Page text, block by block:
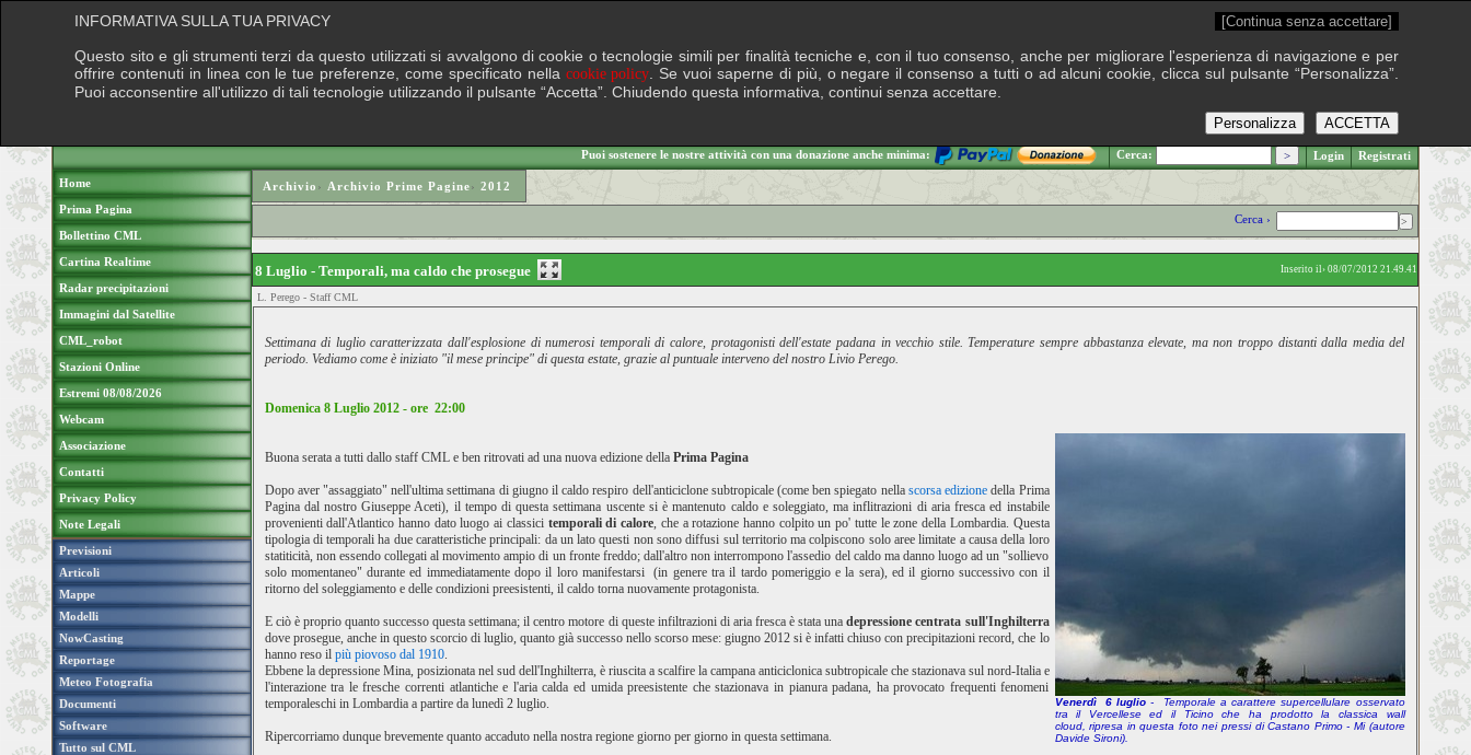
.: Domenica 9 agosto 2026
Puoi sostenere le nostre attività con una donazione anche minima: Cerca: Login Registrati
Home
Prima Pagina
Bollettino CML
Cartina Realtime
Radar precipitazioni
Immagini dal Satellite
CML_robot
Stazioni Online
Estremi 08/08/2026
Webcam
Associazione
Contatti
Privacy Policy
Note Legali
Previsioni
Articoli
Mappe
Modelli
NowCasting
Reportage
Meteo Fotografia
Documenti
Software
Tutto sul CML
Archivio › Archivio Prime Pagine› 2012
Cerca ›
8 Luglio - Temporali, ma caldo che prosegue Inserito il› 08/07/2012 21.49.41
L. Perego - Staff CML
Settimana di luglio caratterizzata dall'esplosione di numerosi temporali di calore, protagonisti dell'estate padana in vecchio stile. Temperature sempre abbastanza elevate, ma non troppo distanti dalla media del
periodo. Vediamo come è iniziato "il mese principe" di questa estate, grazie al puntuale interveno del nostro Livio Perego.
Domenica 8 Luglio 2012 - ore 22:00
Venerdì 6 luglio - Temporale a carattere supercellulare osservato
tra il Vercellese ed il Ticino che ha prodotto la classica wall
cloud, ripresa in questa foto nei pressi di Castano Primo - Mi (autore
Davide Sironi).
Buona serata a tutti dallo staff CML e ben ritrovati ad una nuova edizione della Prima Pagina
Dopo aver "assaggiato" nell'ultima settimana di giugno il caldo respiro dell'anticiclone subtropicale (come ben spiegato nella scorsa edizionedella Prima
Pagina dal nostro Giuseppe Aceti), il tempo di questa settimana uscente si è mantenuto caldo e soleggiato, ma inflitrazioni di aria fresca ed instabile
provenienti dall'Atlantico hanno dato luogo ai classici temporali di calore, che a rotazione hanno colpito un po' tutte le zone della Lombardia. Questa
tipologia di temporali ha due caratteristiche principali: da un lato questi non sono diffusi sul territorio ma colpiscono solo aree limitate a causa della loro
statiticità, non essendo collegati al movimento ampio di un fronte freddo; dall'altro non interrompono l'assedio del caldo ma danno luogo ad un "sollievo
solo momentaneo" durante ed immediatamente dopo il loro manifestarsi (in genere tra il tardo pomeriggio e la sera), ed il giorno successivo con il
ritorno del soleggiamento e delle condizioni preesistenti, il caldo torna nuovamente protagonista.
E ciò è proprio quanto successo questa settimana; il centro motore di queste infiltrazioni di aria fresca è stata unadepressione centrata sull'Inghilterra
dove prosegue, anche in questo scorcio di luglio, quanto già successo nello scorso mese: giugno 2012 si è infatti chiuso con precipitazioni record, che lo
hanno reso il più piovoso dal 1910.
Ebbene la depressione Mina, posizionata nel sud dell'Inghilterra, è riuscita a scalfire la campana anticiclonica subtropicale che stazionava sul nord-Italia e
l'interazione tra le fresche correnti atlantiche e l'aria calda ed umida preesistente che stazionava in pianura padana, ha provocato frequenti fenomeni
temporaleschi in Lombardia a partire da lunedì 2 luglio.
Ripercorriamo dunque brevemente quanto accaduto nella nostra regione giorno per giorno in questa settimana.
INFORMATIVA SULLA TUA PRIVACY [Continua senza accettare]
Questo sito e gli strumenti terzi da questo utilizzati si avvalgono di cookie o tecnologie simili per finalità tecniche e, con il tuo consenso, anche per migliorare l'esperienza di navigazione e per
offrire contenuti in linea con le tue preferenze, come specificato nella cookie policy . Se vuoi saperne di più, o negare il consenso a tutti o ad alcuni cookie, clicca sul pulsante “Personalizza”.
Puoi acconsentire all'utilizzo di tali tecnologie utilizzando il pulsante “Accetta”. Chiudendo questa informativa, continui senza accettare.
ACCETTA
Personalizza